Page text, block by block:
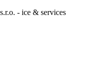
- ice & services